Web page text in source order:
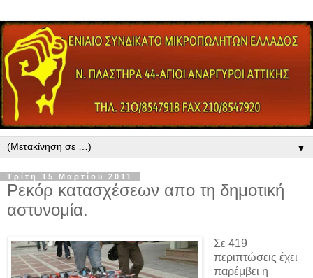
▼
Τρίτη 15 Μαρτίου 2011
Ρεκόρ κατασχέσεων απο τη δημοτική
αστυνομία.
Σε 419
περιπτώσεις έχει
παρέμβει η